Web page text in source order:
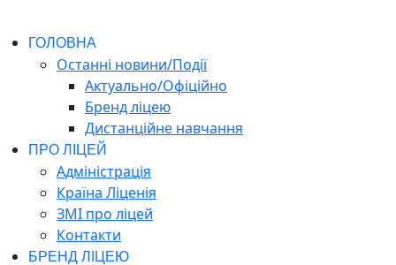
ГОЛОВНА
Останні новини/Події
Актуально/Офіційно
Бренд ліцею
Дистанційне навчання
ПРО ЛІЦЕЙ
Адміністрація
Країна Ліценія
ЗМІ про ліцей
Контакти
БРЕНД ЛІЦЕЮ